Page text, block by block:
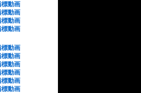
標動画
標動画
標動画
標動画
標動画
標動画
標動画
標動画
標動画
標動画